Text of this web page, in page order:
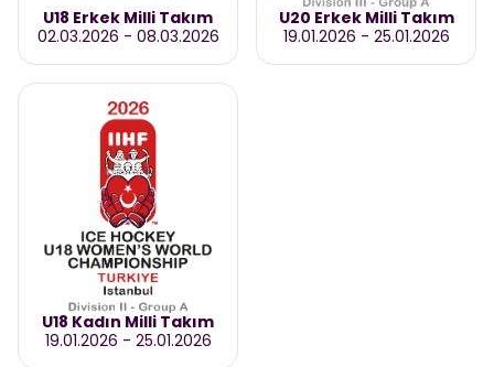
U18 Erkek Milli Takım
02.03.2026 - 08.03.2026
U20 Erkek Milli Takım
19.01.2026 - 25.01.2026
U18 Kadın Milli Takım
19.01.2026 - 25.01.2026